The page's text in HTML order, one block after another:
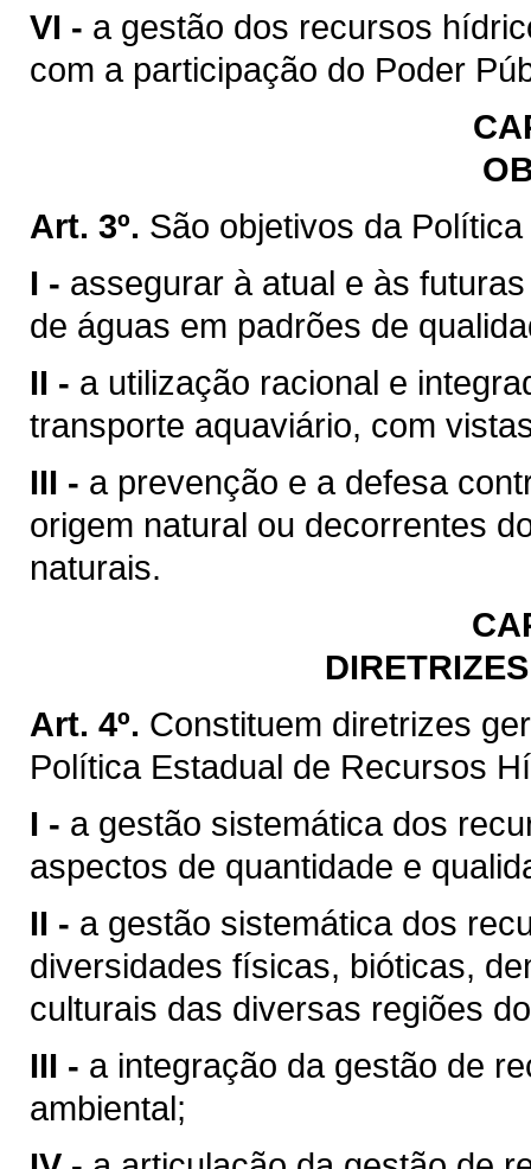
VI - a gestão dos recursos
com a participação do Poder
Art. 3º. São objetivos da
I - assegurar à atual e às
de águas em padrões de
II - a utilização racional e
transporte aquaviário, com
III - a prevenção e a defesa
origem natural ou decorrentes
naturais.
Art. 4º. Constituem diretrizes
Política Estadual de Recursos
I - a gestão sistemática dos
aspectos de quantidade e
II - a gestão sistemática dos
diversidades físicas, bióticas,
culturais das diversas regiões
III - a integração da gestão de
ambiental;